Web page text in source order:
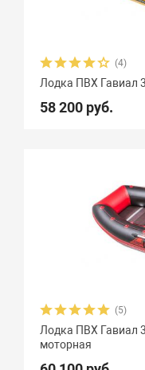
(4)
Лодка ПВХ Гавиал
58 200 руб.
(5)
Лодка ПВХ Гавиал
моторная